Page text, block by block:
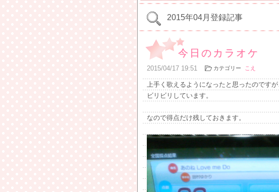
2015年04月登録記事
今日のカラオケ
2015/04/17 19:51 カテゴリー こえ
上手く歌えるようになったと思ったのです
ビリビリしています。
なので得点だけ残しておきます。